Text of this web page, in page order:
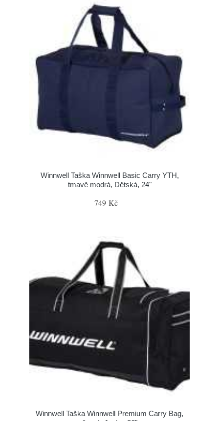
Winnwell Taška Winnwell Basic Carry YTH,
tmavě modrá, Dětská, 24"
749 Kč
Winnwell Taška Winnwell Premium Carry Bag,